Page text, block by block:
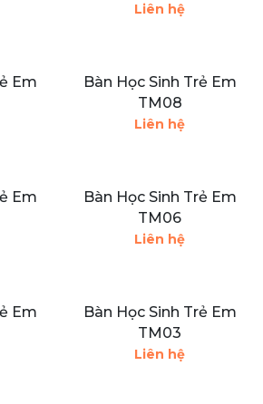
Liên hệ
Em
Bàn Học Sinh Trẻ Em
TM08
Liên hệ
Em
Bàn Học Sinh Trẻ Em
TM06
Liên hệ
Em
Bàn Học Sinh Trẻ Em
TM03
Liên hệ